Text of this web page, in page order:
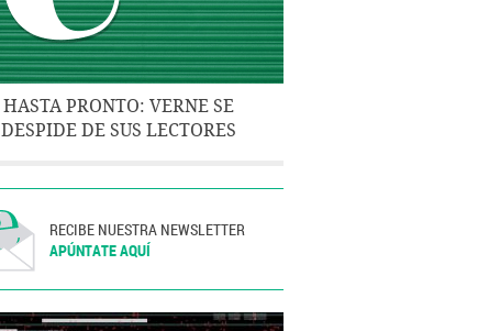
HASTA PRONTO: VERNE SE
DESPIDE DE SUS LECTORES
RECIBE NUESTRA NEWSLETTER
APÚNTATE AQUÍ